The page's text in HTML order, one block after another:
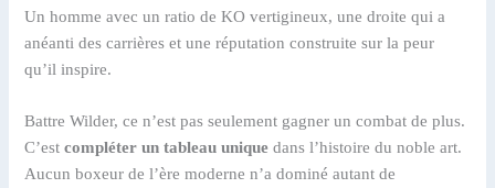
Un homme avec un ratio de KO vertigineux, une droite qui a
anéanti des carrières et une réputation construite sur la peur
qu’il inspire.
Battre Wilder, ce n’est pas seulement gagner un combat de plus.
C’estcompléter un tableau unique dans l’histoire du noble art.
Aucun boxeur de l’ère moderne n’a dominé autant de